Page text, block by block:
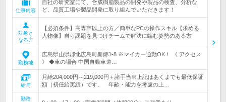
仕事内容
自社の研究室にて、合成樹脂製品の開発や製品の検査、分析な
ど、品質工場や製品開発に取り組んでいただきます！
対象と
なる方
【必須条件】高専卒以上の方／簡単なPCの操作スキル【求める
人物像】自ら課題を見つけチームで解決に臨む姿勢のある方
勤務地
広島県山県郡北広島町新郷1-8 ※マイカー通勤OK！ 《 アクセス
》 ◆車の場合 中国自動車道…
給与
月給204,000円～219,000円＋諸手当※上記はあくまでも最低保証
額（初任給実績）です。 年齢・能力を考慮の上…
勤務